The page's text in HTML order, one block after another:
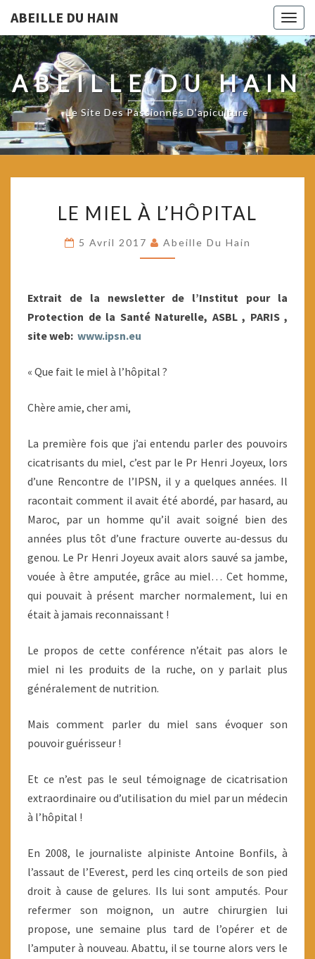
ABEILLE DU HAIN
ABEILLE DU HAIN
Le Site Des Passionnés D'apiculture
MIEL
L’HÔPITAL
LE MIEL À L’HÔPITAL
5 Avril 2017 Abeille Du Hain
Extrait de la newsletter de l’Institut pour la
Protection de la Santé Naturelle, ASBL , PARIS ,
site web: www.ipsn.eu
« Que fait le miel à l’hôpital ?
Chère amie, cher ami,
La première fois que j’ai entendu parler des pouvoirs
cicatrisants du miel, c’est par le Pr Henri Joyeux, lors
d’une Rencontre de l’IPSN, il y a quelques années. Il
racontait comment il avait été abordé, par hasard, au
Maroc, par un homme qu’il avait soigné bien des
années plus tôt d’une fracture ouverte au-dessus du
genou. Le Pr Henri Joyeux avait alors sauvé sa jambe,
vouée à être amputée, grâce au miel… Cet homme,
qui pouvait à présent marcher normalement, lui en
était à jamais reconnaissant !
Le propos de cette conférence n’était pas alors le
miel ni les produits de la ruche, on y parlait plus
généralement de nutrition.
Mais comment parler du miel sans évoquer son
pouvoir guérisseur !
Et ce n’est pas le seul témoignage de cicatrisation
extraordinaire ou d’utilisation du miel par un médecin
à l’hôpital !
En 2008, le journaliste alpiniste Antoine Bonfils, à
l’assaut de l’Everest, perd les cinq orteils de son pied
droit à cause de gelures. Ils lui sont amputés. Pour
refermer son moignon, un autre chirurgien lui
propose, une semaine plus tard de l’opérer et de
l’amputer à nouveau. Abattu, il se tourne alors vers le